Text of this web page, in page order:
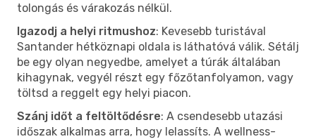
tolongás és várakozás nélkül.
Igazodj a helyi ritmushoz: Kevesebb turistával
Santander hétköznapi oldala is láthatóvá válik. Sétálj
be egy olyan negyedbe, amelyet a túrák általában
kihagynak, vegyél részt egy főzőtanfolyamon, vagy
töltsd a reggelt egy helyi piacon.
Szánj időt a feltöltődésre: A csendesebb utazási
időszak alkalmas arra, hogy lelassíts. A wellness-